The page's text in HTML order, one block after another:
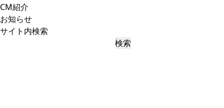
CM紹介
お知らせ
サイト内検索
検索